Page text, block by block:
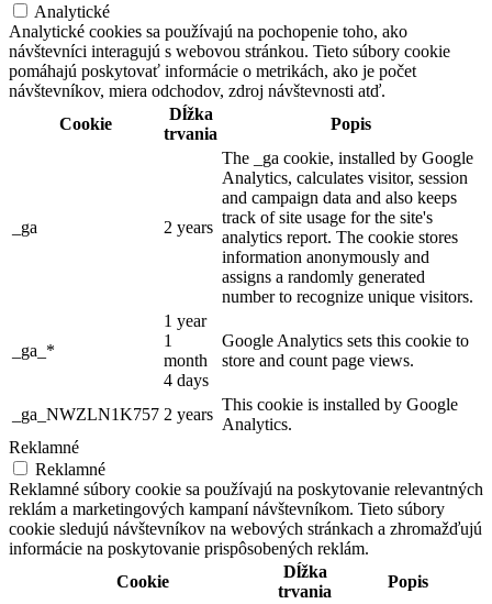
Analytické
Analytické cookies sa používajú na pochopenie toho, ako
návštevníci interagujú s webovou stránkou. Tieto súbory cookie
pomáhajú poskytovať informácie o metrikách, ako je počet
návštevníkov, miera odchodov, zdroj návštevnosti atď.
Cookie
Dĺžka
trvania
Popis
_ga 2 years
The _ga cookie, installed by Google
Analytics, calculates visitor, session
and campaign data and also keeps
track of site usage for the site's
analytics report. The cookie stores
information anonymously and
assigns a randomly generated
number to recognize unique visitors.
_ga_*
1 year
1
month
4 days
Google Analytics sets this cookie to
store and count page views.
_ga_NWZLN1K757 2 years
This cookie is installed by Google
Analytics.
Reklamné
Reklamné
Reklamné súbory cookie sa používajú na poskytovanie relevantných
reklám a marketingových kampaní návštevníkom. Tieto súbory
cookie sledujú návštevníkov na webových stránkach a zhromažďujú
informácie na poskytovanie prispôsobených reklám.
Cookie
Dĺžka
trvania
Popis